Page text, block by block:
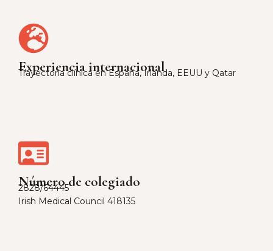
Experiencia internacional
Trayectoria clínica en España, Irlanda, EEUU y Qatar
Número de colegiado
2828/64445
Irish Medical Council 418135